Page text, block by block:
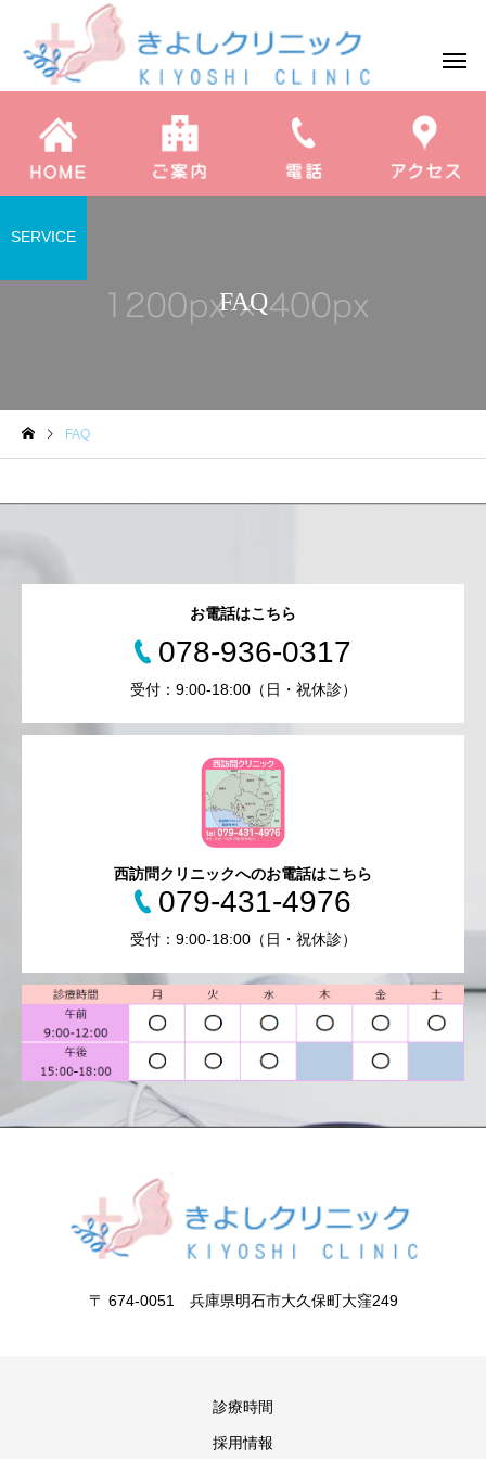
FAQ
SERVICE
FAQ
お電話はこちら
078-936-0317
受付：9:00-18:00（日・祝休診）
西訪問クリニックへのお電話はこちら
079-431-4976
受付：9:00-18:00（日・祝休診）
〒 674-0051 兵庫県明石市大久保町大窪249
診療時間
採用情報